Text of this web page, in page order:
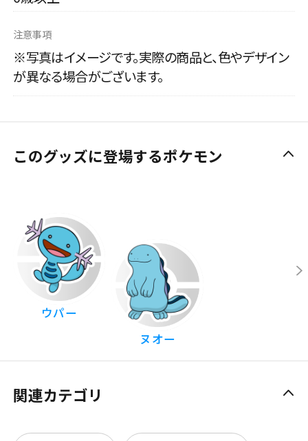
注意事項
※写真はイメージです。実際の商品と、色やデザイン
が異なる場合がございます。
このグッズに登場するポケモン
ウパー
ヌオー
関連カテゴリ